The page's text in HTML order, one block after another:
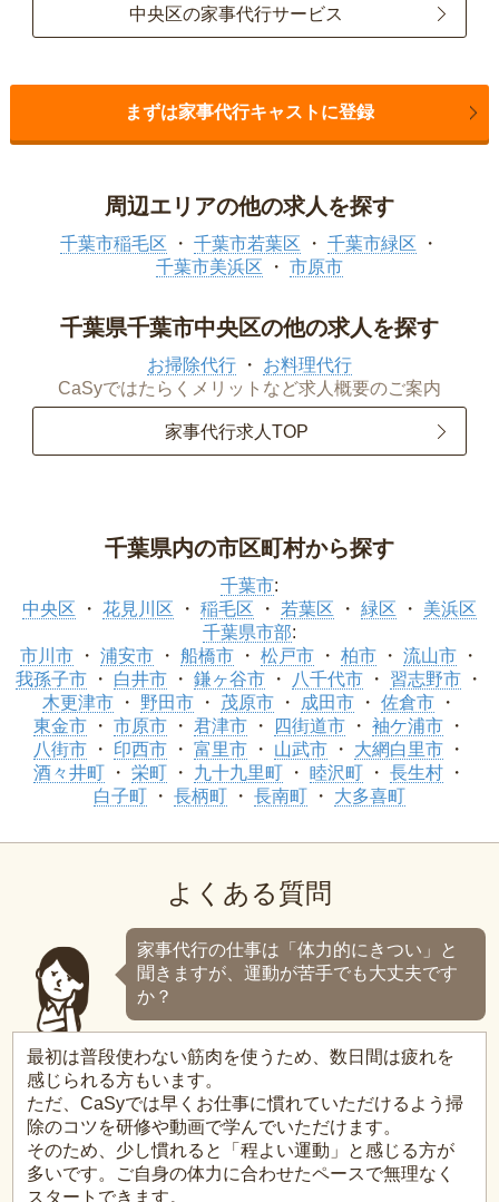
中央区の家事代行サービス
まずは家事代行キャストに登録
周辺エリアの他の求人を探す
千葉市稲毛区 千葉市若葉区
千葉市緑区
千葉市美浜区
市原市
千葉県千葉市中央区の他の求人を探す
お掃除代行
お料理代行
CaSyではたらくメリットなど求人概要のご案内
家事代行求人TOP
千葉県内の市区町村から探す
千葉市:
中央区
花見川区 稲毛区 若葉区 緑区
美浜区
千葉県市部:
市川市
浦安市 船橋市 松戸市 柏市
流山市
我孫子市
白井市 鎌ヶ谷市 八千代市
習志野市
木更津市
野田市 茂原市 成田市
佐倉市
東金市
市原市 君津市 四街道市
袖ケ浦市
八街市
印西市 富里市 山武市
大網白里市
酒々井町
栄町 九十九里町 睦沢町
長生村
白子町
長柄町 長南町 大多喜町
よくある質問
家事代行の仕事は「体力的にきつい」と
聞きますが、運動が苦手でも大丈夫です
か？
最初は普段使わない筋肉を使うため、数日間は疲れを
感じられる方もいます。
ただ、CaSyでは早くお仕事に慣れていただけるよう掃
除のコツを研修や動画で学んでいただけます。
そのため、少し慣れると「程よい運動」と感じる方が
多いです。ご自身の体力に合わせたペースで無理なく
スタートできます。